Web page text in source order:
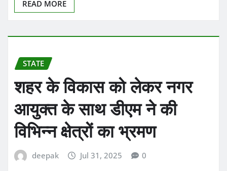
READ MORE
STATE
शहर के विकास को लेकर नगर
आयुक्त के साथ डीएम ने की
विभिन्न क्षेत्रों का भ्रमण
deepak Jul 31, 2025 0